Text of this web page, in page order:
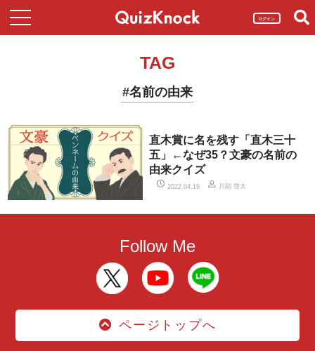
ログイン
TAG
#名前の由来
直木賞に名を残す「直木三十
五」←なぜ35？文豪の名前の
由来クイズ
2022.04.19 川副 啓太
Follow Me
ページトップへ